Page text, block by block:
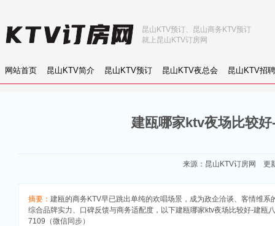
网站首页 昆山KTV简介 昆山KTV预订 昆山KTV夜总会 昆山KTV招聘
昆山KTV预订、昆山商务KTV预订
就上昆山KTV订房网
建瓯哪家ktv夜场比较
来源： 昆山KTV订房网 更
摘要： 建瓯的商务KTV早已跳出单纯的欢唱场景，成为政企洽谈、客情维
综合品牌实力、口碑反馈与商务适配度，以下建瓯哪家ktv夜场比较好-建
7109（微信同步）